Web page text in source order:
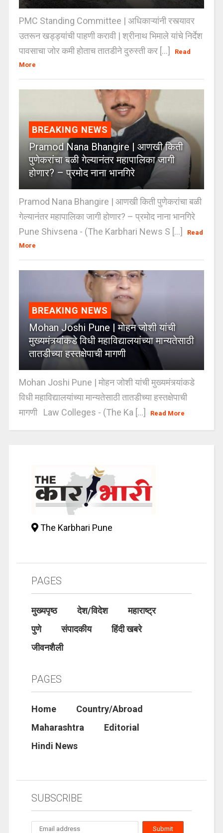
PMC Standing Committee | अधिकाऱ्यांनी रस्त्यावर
उतरून खड्ड्यांची पाहणी करावी | श्रीनाथ भिमाले यांचे निर्देश
पावसाचा जोर कमी होताच तातडीने दुरुस्ती कर [...]
Read
More
BREAKING NEWS
Pramod Nana Bhangire | आणखी किती
पुणेकरांचा बळी गेल्यानंतर महापालिका जागी
होणार? – प्रमोद नाना भानगिरे
Pramod Nana Bhangire | आणखी किती पुणेकरांचा बळी
गेल्यानंतर महापालिका जागी होणार? – प्रमोद नाना भानगिरे
Pune Shivsena - (The Karbhari News S [...]
Read
More
BREAKING NEWS
Mohan Joshi Pune | मोहन जोशी यांची
मुख्यमंत्र्यांकडे विधी महाविद्यालयांच्या मान्यतेसाठी
तातडीच्या हस्तक्षेपाची मागणी
Mohan Joshi Pune | मोहन जोशी यांची मुख्यमंत्र्यांकडे
विधी महाविद्यालयांच्या मान्यतेसाठी तातडीच्या हस्तक्षेपाची
मागणी Law Colleges - (The Ka [...]
Read More
The Karbhari Pune
PAGES
मुख्यपृष्ठ देश/विदेश
महाराष्ट्र
पुणे
संपादकीय
हिंदी खबरे
जीवनशैली
PAGES
Home
Country/Abroad
Maharashtra
Editorial
Hindi News
SUBSCRIBE